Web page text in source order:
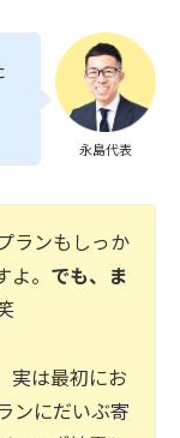
永島代表
ランもしっか
。 でも、ま
実は最初にお
ンにだいぶ寄